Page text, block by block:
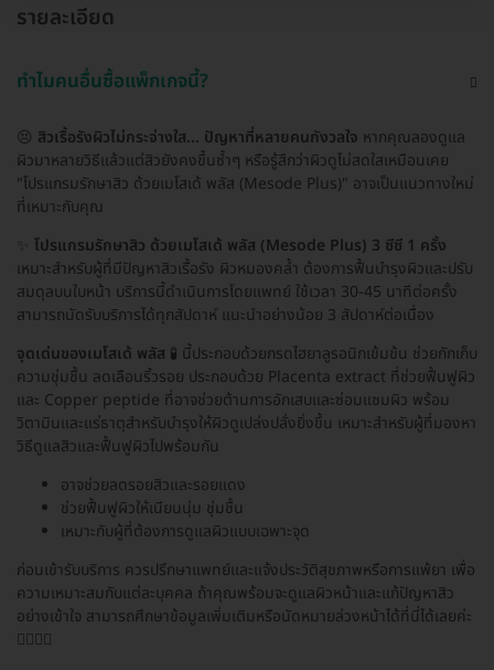
รายละเอียด
ทำไมคนอื่นซื้อแพ็กเกจนี้?
😣 สิวเรื้อรังผิวไม่กระจ่างใส... ปัญหาที่หลายคนกังวลใจ หากคุณลองดูแล
ผิวมาหลายวิธีแล้วแต่สิวยังคงขึ้นซ้ำๆ หรือรู้สึกว่าผิวดูไม่สดใสเหมือนเคย
"โปรแกรมรักษาสิว ด้วยเมโสเด้ พลัส (Mesode Plus)" อาจเป็นแนวทางใหม่
ที่เหมาะกับคุณ
โปรแกรมรักษาสิว ด้วยเมโสเด้ พลัส (Mesode Plus) 3 ซีซี 1 ครั้ง
เหมาะสำหรับผู้ที่มีปัญหาสิวเรื้อรัง ผิวหมองคล้ำ ต้องการฟื้นบำรุงผิวและปรับ
สมดุลบนใบหน้า บริการนี้ดำเนินการโดยแพทย์ ใช้เวลา 30-45 นาทีต่อครั้ง
สามารถนัดรับบริการได้ทุกสัปดาห์ แนะนำอย่างน้อย 3 สัปดาห์ต่อเนื่อง
จุดเด่นของเมโสเด้ พลัส 🧪 นี้ประกอบด้วยกรดไฮยาลูรอนิกเข้มข้น ช่วยกักเก็บ
ความชุ่มชื้น ลดเลือนริ้วรอย ประกอบด้วย Placenta extract ที่ช่วยฟื้นฟูผิว
และ Copper peptide ที่อาจช่วยต้านการอักเสบและซ่อมแซมผิว พร้อม
วิตามินและแร่ธาตุสำหรับบำรุงให้ผิวดูเปล่งปลั่งยิ่งขึ้น เหมาะสำหรับผู้ที่มองหา
วิธีดูแลสิวและฟื้นฟูผิวไปพร้อมกัน
อาจช่วยลดรอยสิวและรอยแดง
ช่วยฟื้นฟูผิวให้เนียนนุ่ม ชุ่มชื้น
เหมาะกับผู้ที่ต้องการดูแลผิวแบบเฉพาะจุด
ก่อนเข้ารับบริการ ควรปรึกษาแพทย์และแจ้งประวัติสุขภาพหรือการแพ้ยา เพื่อ
ความเหมาะสมกับแต่ละบุคคล ถ้าคุณพร้อมจะดูแลผิวหน้าและแก้ปัญหาสิว
อย่างเข้าใจ สามารถศึกษาข้อมูลเพิ่มเติมหรือนัดหมายล่วงหน้าได้ที่นี่ได้เลยค่ะ
👩🏻‍⚕️✨